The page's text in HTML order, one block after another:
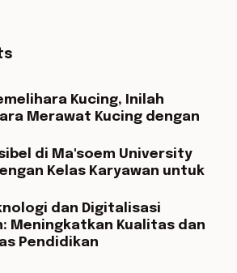
Kucing, Inilah
Merawat Kucing dengan
di Ma'soem University
Kelas Karyawan untuk
dan Digitalisasi
Meningkatkan Kualitas dan
Pendidikan